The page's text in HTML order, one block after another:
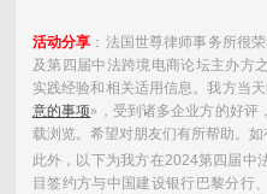
活动分享 ：法国世尊律师事务所很
及第四届中法跨境电商论坛主办方
实践经验和相关适用信息。我方当
意的事项»，受到诸多企业方的好评
载浏览。希望对朋友们有所帮助。
此外，以下为我方在2024第四届中
目签约方与中国建设银行巴黎分行